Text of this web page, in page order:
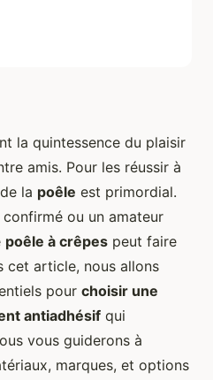
la quintessence du plaisir
amis. Pour les réussir à
la poêle est primordial.
ou un amateur
poêle à crêpes peut faire
cet article, nous allons
pour choisir une
antiadhésif qui
vous guiderons à
marques, et options